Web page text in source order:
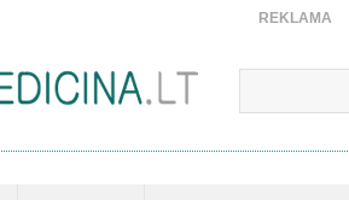
REKLAMA